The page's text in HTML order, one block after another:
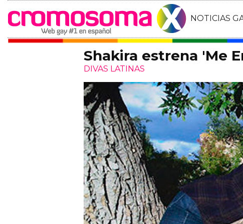
NOTICIAS
Shakira estrena 'Me
DIVAS LATINAS